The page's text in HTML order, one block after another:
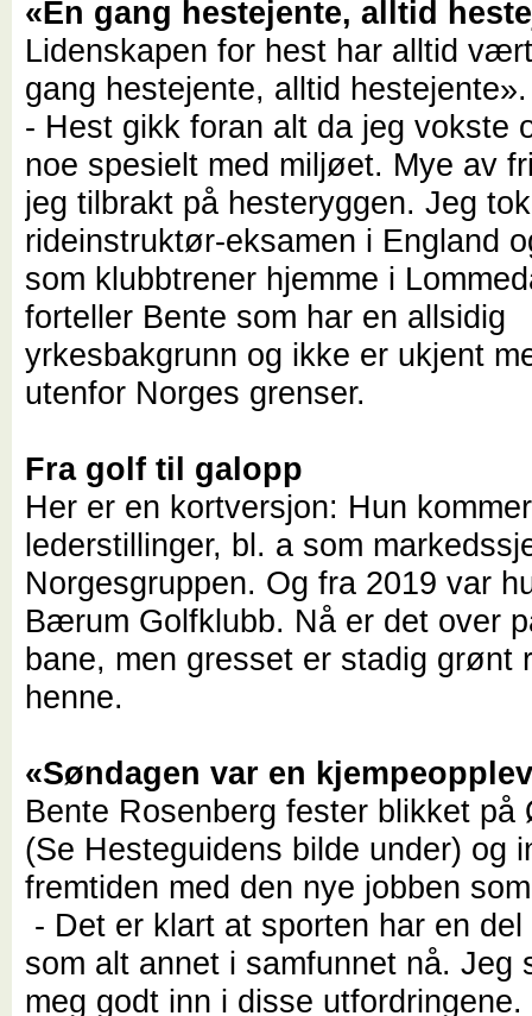
«En gang hestejente, alltid
Lidenskapen for hest har alltid
gang hestejente, alltid hestejente».
- Hest gikk foran alt da jeg vokste
noe spesielt med miljøet. Mye av
jeg tilbrakt på hesteryggen. Jeg tok
rideinstruktør-eksamen i England
som klubbtrener hjemme i
forteller Bente som har en allsidig
yrkesbakgrunn og ikke er ukjent
utenfor Norges grenser.
Fra golf til galopp
Her er en kortversjon: Hun
lederstillinger, bl. a som
Norgesgruppen. Og fra 2019 var
Bærum Golfklubb. Nå er det over
bane, men gresset er stadig grønt
henne.
«Søndagen var en
Bente Rosenberg fester blikket på
(Se Hesteguidens bilde under) og
fremtiden med den nye jobben
- Det er klart at sporten har en
som alt annet i samfunnet nå. Jeg
meg godt inn i disse